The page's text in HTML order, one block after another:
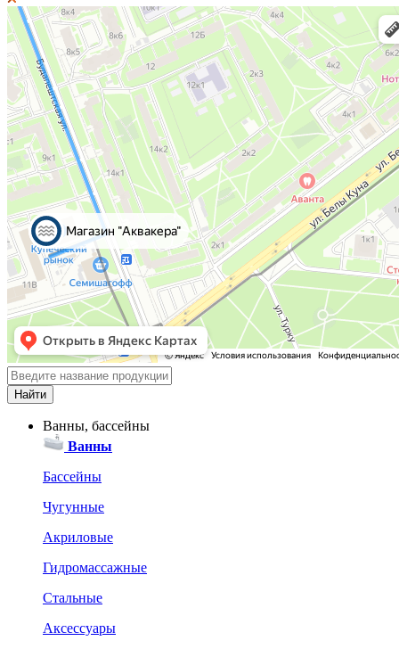
Ванны, бассейны
Ванны
Бассейны
Чугунные
Акриловые
Гидромассажные
Стальные
Аксессуары